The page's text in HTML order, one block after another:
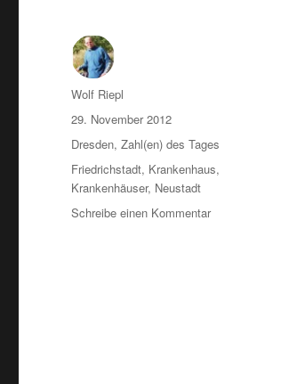
Autor
Wolf Riepl
Veröffentlicht
am
29. November 2012
Kategorien
Dresden,Zahl(en) des Tages
Schlagwörter
Friedrichstadt, Krankenhaus,
Krankenhäuser, Neustadt
Schreibe einen Kommentarzu